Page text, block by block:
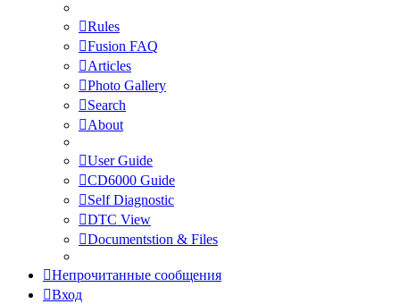
Rules
Fusion FAQ
Articles
Photo Gallery
Search
About
User Guide
CD6000 Guide
Self Diagnostic
DTC View
Documentstion & Files
Непрочитанные сообщения
Вход